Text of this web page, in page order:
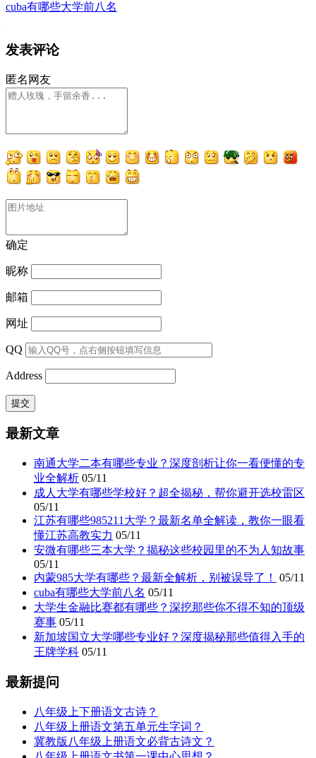
cuba有哪些大学前八名
发表评论
匿名网友
确定
昵称
邮箱
网址
QQ
Address
最新文章
南通大学二本有哪些专业？深度剖析让你一看便懂的专
业全解析 05/11
成人大学有哪些学校好？超全揭秘，帮你避开选校雷区
05/11
江苏有哪些985211大学？最新名单全解读，教你一眼看
懂江苏高教实力 05/11
安微有哪些三本大学？揭秘这些校园里的不为人知故事
05/11
内蒙985大学有哪些？最新全解析，别被误导了！
05/11
cuba有哪些大学前八名 05/11
大学生金融比赛都有哪些？深挖那些你不得不知的顶级
赛事 05/11
新加坡国立大学哪些专业好？深度揭秘那些值得入手的
王牌学科 05/11
最新提问
八年级上下册语文古诗？
八年级上册语文第五单元生字词？
冀教版八年级上册语文必背古诗文？